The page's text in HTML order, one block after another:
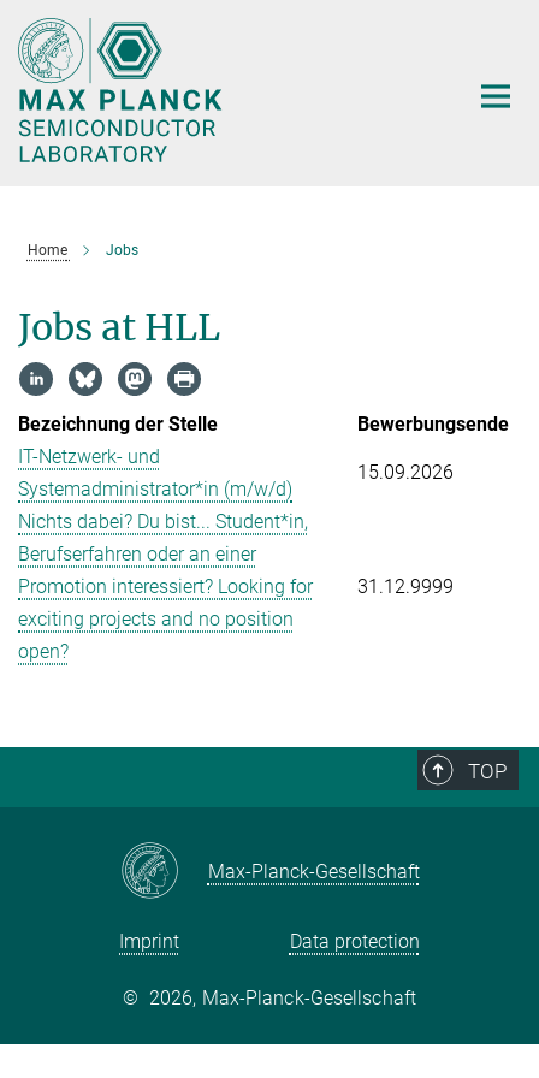
Main-
Content
Home Jobs
Jobs at HLL
Bezeichnung der Stelle
Bewerbungsende
IT-Netzwerk- und
Systemadministrator*in (m/w/d)
15.09.2026
Nichts dabei? Du bist... Student*in,
Berufserfahren oder an einer
Promotion interessiert? Looking for
exciting projects and no position
open?
31.12.9999
TOP
Max-Planck-Gesellschaft
Imprint Data protection
© 2026, Max-Planck-Gesellschaft